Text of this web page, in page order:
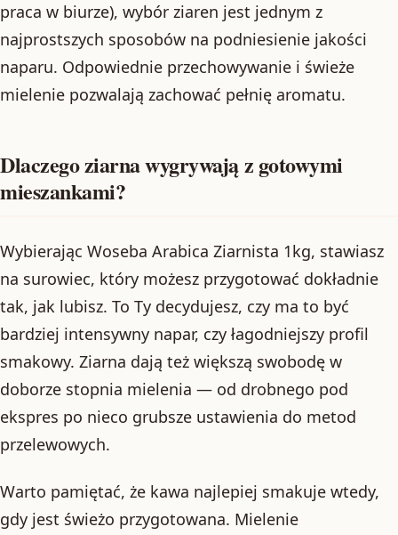
praca w biurze), wybór ziaren jest jednym z
najprostszych sposobów na podniesienie jakości
naparu. Odpowiednie przechowywanie i świeże
mielenie pozwalają zachować pełnię aromatu.
Dlaczego ziarna wygrywają z gotowymi
mieszankami?
Wybierając Woseba Arabica Ziarnista 1kg, stawiasz
na surowiec, który możesz przygotować dokładnie
tak, jak lubisz. To Ty decydujesz, czy ma to być
bardziej intensywny napar, czy łagodniejszy profil
smakowy. Ziarna dają też większą swobodę w
doborze stopnia mielenia — od drobnego pod
ekspres po nieco grubsze ustawienia do metod
przelewowych.
Warto pamiętać, że kawa najlepiej smakuje wtedy,
gdy jest świeżo przygotowana. Mielenie